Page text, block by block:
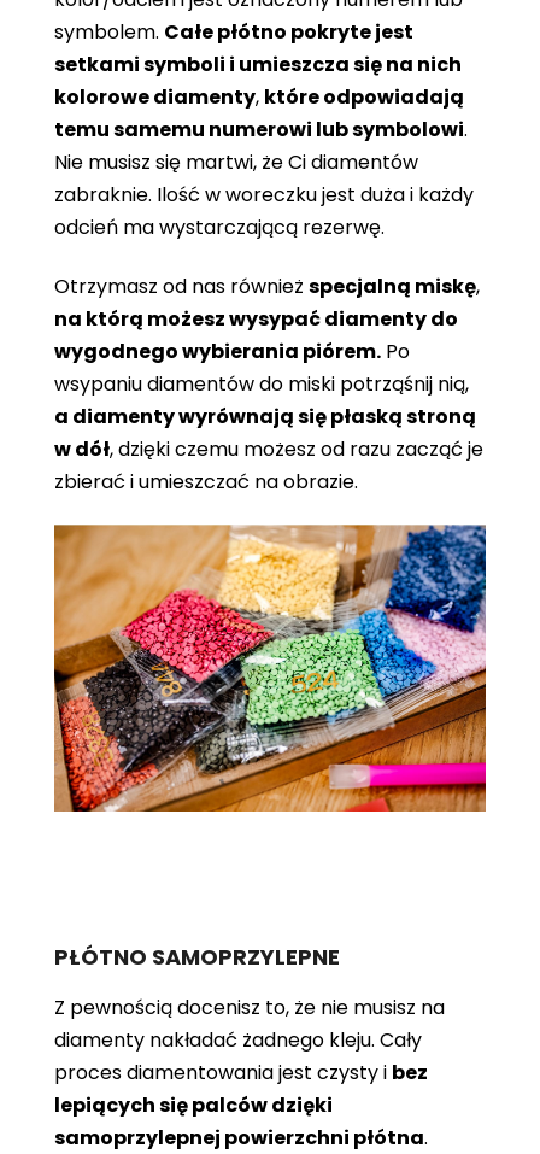
symbolem. Całe płótno pokryte jest
setkami symboli i umieszcza się na nich
kolorowe diamenty, które odpowiadają
temu samemu numerowi lub symbolowi.
Nie musisz się martwi, że Ci diamentów
zabraknie. Ilość w woreczku jest duża i każdy
odcień ma wystarczającą rezerwę.
Otrzymasz od nas również specjalną miskę,
na którą możesz wysypać diamenty do
wygodnego wybierania piórem. Po
wsypaniu diamentów do miski potrząśnij nią,
a diamenty wyrównają się płaską stroną
w dół, dzięki czemu możesz od razu zacząć je
zbierać i umieszczać na obrazie.
PŁÓTNO SAMOPRZYLEPNE
Z pewnością docenisz to, że nie musisz na
diamenty nakładać żadnego kleju. Cały
proces diamentowania jest czysty i bez
lepiących się palców dzięki
samoprzylepnej powierzchni płótna.